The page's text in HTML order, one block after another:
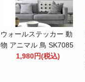
ウォールステッカー 動
物 アニマル 鳥 SK7085
1,980円(税込)